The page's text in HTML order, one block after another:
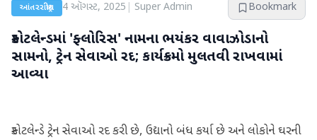
આંતરરાષ્ટ્રીય 4 ઑગસ્ટ, 2025 Super Admin Bookmark
સ્કોટલેન્ડમાં 'ફ્લોરિસ' નામના ભયંકર વાવાઝોડાનો
સામનો, ટ્રેન સેવાઓ રદ; કાર્યક્રમો મુલતવી રાખવામાં
આવ્યા
સ્કોટલેન્ડે ટ્રેન સેવાઓ રદ કરી છે, ઉદ્યાનો બંધ કર્યા છે અને લોકોને ઘરની